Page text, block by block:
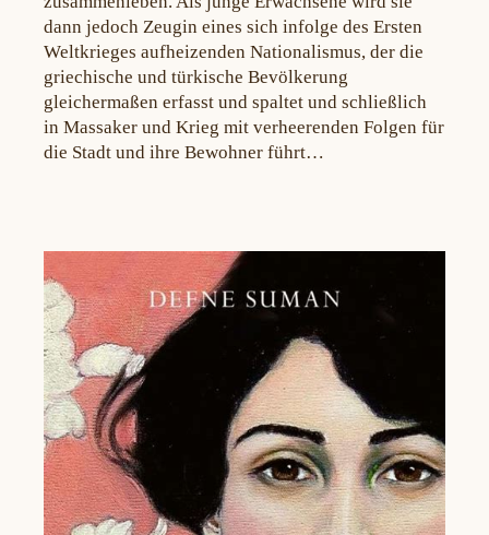
dann jedoch Zeugin eines sich infolge des Ersten
Weltkrieges aufheizenden Nationalismus, der die
griechische und türkische Bevölkerung
gleichermaßen erfasst und spaltet und schließlich
in Massaker und Krieg mit verheerenden Folgen für
die Stadt und ihre Bewohner führt…